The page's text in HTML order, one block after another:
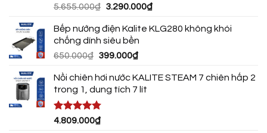
Được xếp
5 sao
5.655.000₫ Giá
là:
5.655.000₫.
3.290.000₫Giá
tại
Bếp nướng điện Kalite KLG280 không khói
chống dính siêu bền
650.000₫ Giá
là:
650.000₫.
399.000₫Giá
tại
là:
Nồi chiên hơi nước KALITE STEAM 7 chiên hấp 2
trong 1, dung tích 7 lít
Được xếp
4.809.000₫